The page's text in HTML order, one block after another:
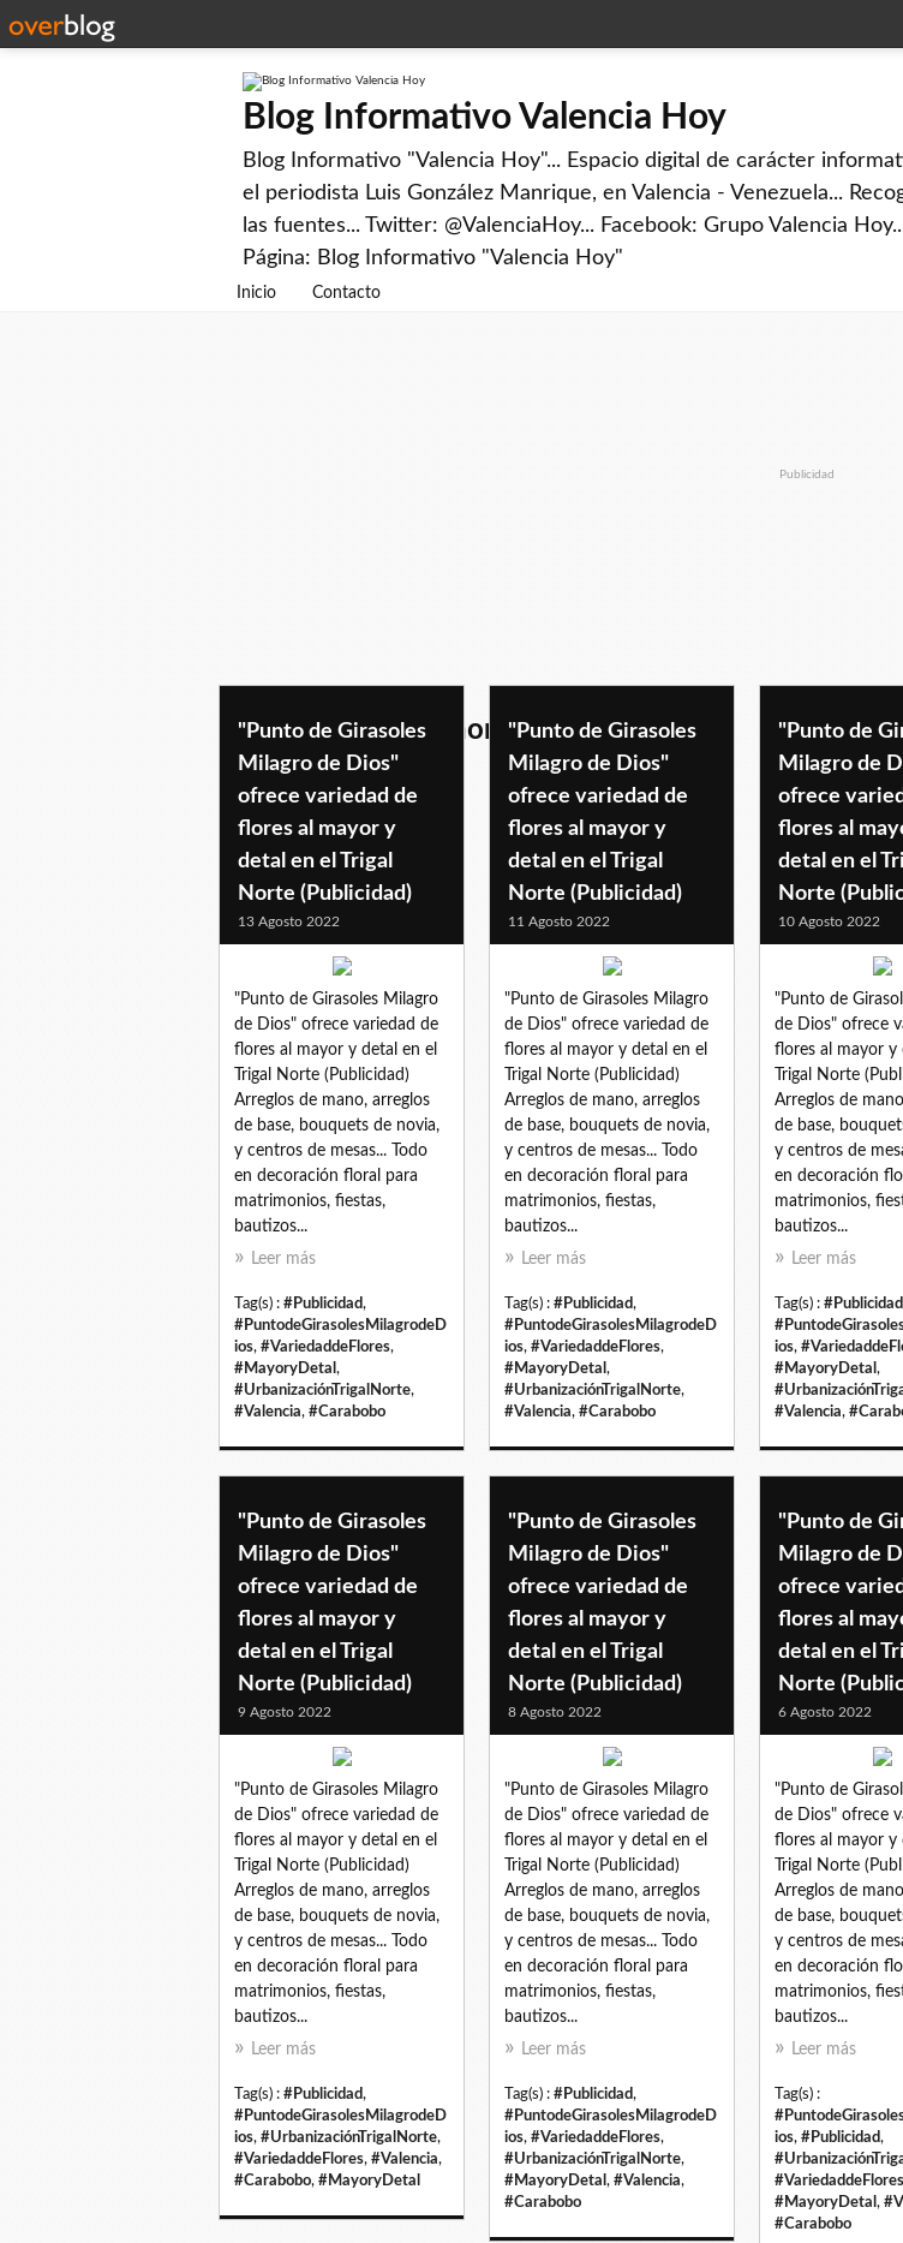
Blog Informativo Valencia Hoy
Blog Informativo "Valencia Hoy"... Espacio digital de carácter
el periodista Luis González Manrique, en Valencia - Venezuela...
las fuentes... Twitter: @ValenciaHoy... Facebook: Grupo Valencia
Página: Blog Informativo "Valencia Hoy"
Inicio Contacto
Publicidad
urbanizaciontrigalnorte
"Punto de Girasoles
Milagro de Dios"
ofrece variedad de
flores al mayor y
detal en el Trigal
Norte (Publicidad)
13 Agosto 2022
"Punto de Girasoles Milagro
de Dios" ofrece variedad de
flores al mayor y detal en el
Trigal Norte (Publicidad)
Arreglos de mano, arreglos
de base, bouquets de novia,
y centros de mesas... Todo
en decoración floral para
matrimonios, fiestas,
bautizos...
Leer más
Tag(s) : #Publicidad,
#PuntodeGirasolesMilagrodeD
ios, #VariedaddeFlores,
#MayoryDetal ,
#UrbanizaciónTrigalNorte,
#Valencia, #Carabobo
"Punto de Girasoles
Milagro de Dios"
ofrece variedad de
flores al mayor y
detal en el Trigal
Norte (Publicidad)
11 Agosto 2022
"Punto de Girasoles Milagro
de Dios" ofrece variedad de
flores al mayor y detal en el
Trigal Norte (Publicidad)
Arreglos de mano, arreglos
de base, bouquets de novia,
y centros de mesas... Todo
en decoración floral para
matrimonios, fiestas,
bautizos...
Leer más
Tag(s) : #Publicidad,
#PuntodeGirasolesMilagrodeD
ios, #VariedaddeFlores,
#MayoryDetal ,
#UrbanizaciónTrigalNorte,
#Valencia, #Carabobo
"Punto de
Milagro de
ofrece
flores al
detal en el
Norte
10 Agosto 2022
"Punto de
de Dios" ofrece
flores al mayor y
Trigal Norte
Arreglos de
de base,
y centros de
en decoración
matrimonios,
bautizos...
Leer más
Tag(s) : #Publicidad
ios,
#MayoryDetal ,
#Valencia,
"Punto de Girasoles
Milagro de Dios"
ofrece variedad de
flores al mayor y
detal en el Trigal
Norte (Publicidad)
9 Agosto 2022
"Punto de Girasoles Milagro
de Dios" ofrece variedad de
flores al mayor y detal en el
Trigal Norte (Publicidad)
Arreglos de mano, arreglos
de base, bouquets de novia,
y centros de mesas... Todo
en decoración floral para
matrimonios, fiestas,
bautizos...
Leer más
Tag(s) : #Publicidad,
#PuntodeGirasolesMilagrodeD
ios, #UrbanizaciónTrigalNorte,
#VariedaddeFlores, #Valencia,
#Carabobo, #MayoryDetal
"Punto de Girasoles
Milagro de Dios"
ofrece variedad de
flores al mayor y
detal en el Trigal
Norte (Publicidad)
8 Agosto 2022
"Punto de Girasoles Milagro
de Dios" ofrece variedad de
flores al mayor y detal en el
Trigal Norte (Publicidad)
Arreglos de mano, arreglos
de base, bouquets de novia,
y centros de mesas... Todo
en decoración floral para
matrimonios, fiestas,
bautizos...
Leer más
Tag(s) : #Publicidad,
#PuntodeGirasolesMilagrodeD
ios, #VariedaddeFlores,
#UrbanizaciónTrigalNorte,
#MayoryDetal , #Valencia,
#Carabobo
"Punto de
Milagro de
ofrece
flores al
detal en el
Norte
6 Agosto 2022
"Punto de
de Dios" ofrece
flores al mayor y
Trigal Norte
Arreglos de
de base,
y centros de
en decoración
matrimonios,
bautizos...
Leer más
Tag(s) :
ios, #Publicidad,
#VariedaddeFlores
#MayoryDetal ,
#Carabobo